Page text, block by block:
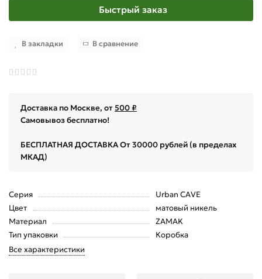
Быстрый заказ
В закладки В сравнение
Доставка по Москве, от500 ₽
Самовывоз бесплатно!
БЕСПЛАТНАЯ ДОСТАВКА От 30000 рублей (в пределах
МКАД)
Серия
Urban CAVE
Цвет
матовый никель
Материал
ZAMAK
Тип упаковки
Коробка
Все характеристики